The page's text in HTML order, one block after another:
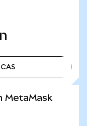
MetaMask